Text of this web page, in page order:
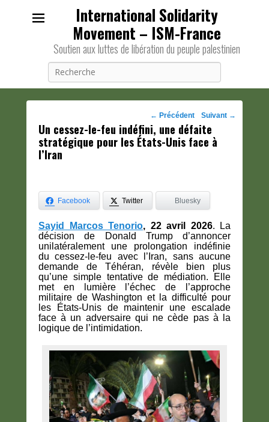
International Solidarity
Movement – ISM-France
Soutien aux luttes de libération du peuple palestinien
Navigation
des
← Précédent Suivant →
Un cessez-le-feu indéfini, une défaite
stratégique pour les États-Unis face à
l’Iran
Facebook Twitter Bluesky
Sayid Marcos Tenorio, 22 avril 2026. La
décision de Donald Trump d’annoncer
unilatéralement une prolongation indéfinie
du cessez-le-feu avec l’Iran, sans aucune
demande de Téhéran, révèle bien plus
qu’une simple tentative de médiation. Elle
met en lumière l’échec de l’approche
militaire de Washington et la difficulté pour
les États-Unis de maintenir une escalade
face à un adversaire qui ne cède pas à la
logique de l’intimidation.